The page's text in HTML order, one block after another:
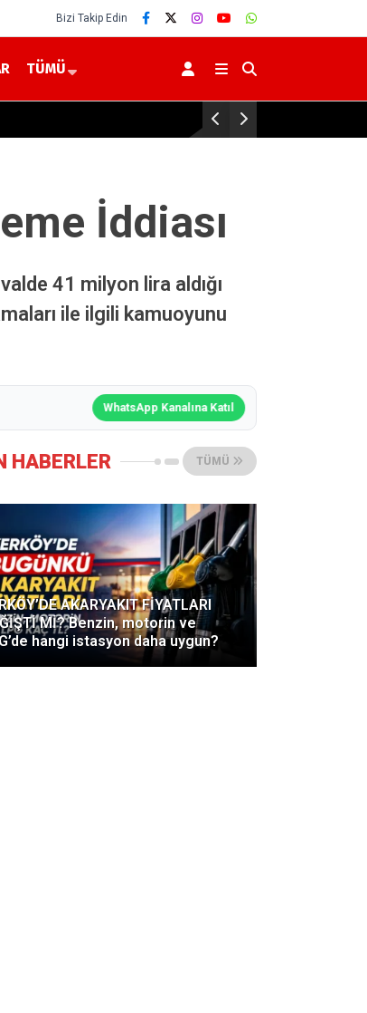
Bizi Takip Edin
TÜMÜ
İddiası
41 milyon lira aldığı
ile ilgili kamuoyunu
WhatsApp Kanalına Katıl
HABERLER TÜMÜ
AKARYAKIT FİYATLARI
Mİ? Benzin, motorin ve
hangi istasyon daha uygun?